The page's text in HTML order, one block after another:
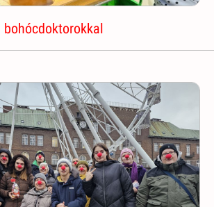
bohócdoktorokkal